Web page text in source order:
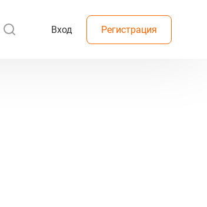
Вход Регистрация